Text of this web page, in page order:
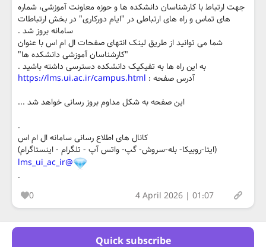
Quick subscribe
جهت ارتباط با کارشناسان دانشکده ها و حوزه معاونت آموزشی، شماره
های تماس و راه های ارتباطی در "ایام دورکاری" در بخش ارتباطات
سامانه بروز شد .
شما می توانید از طریق لینک انتهای صفحات ال ام اس با عنوان
"کارشناسان آموزشی دانشکده ها"
به این راه ها به تفیکیک دانشکده دسترسی داشته باشید .
آدرس صفحه : https://lms.ui.ac.ir/campus.html
این صفحه به شکل مداوم بروز رسانی خواهد شد ...
.
کانال های اطلاع رسانی سامانه ال ام اس
(ایتا-روبیکا- بله-سروش- گپ- واتس آپ - تلگرام - اینستاگرام)
@lms_ui_ac_ir
.
0
4 April 2026 | 01:07